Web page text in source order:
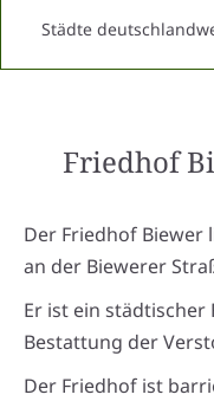
Städte
Friedhof
Der Friedhof Biewer
an der Biewerer
Er ist ein
Bestattung der
Der Friedhof ist